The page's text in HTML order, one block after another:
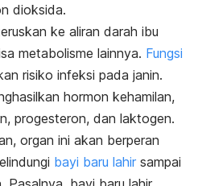
dioksida.
ke aliran darah ibu
metabolisme lainnya. Fungsi
risiko infeksi pada janin.
hormon kehamilan,
progesteron, dan laktogen.
organ ini akan berperan
bayi baru lahir sampai